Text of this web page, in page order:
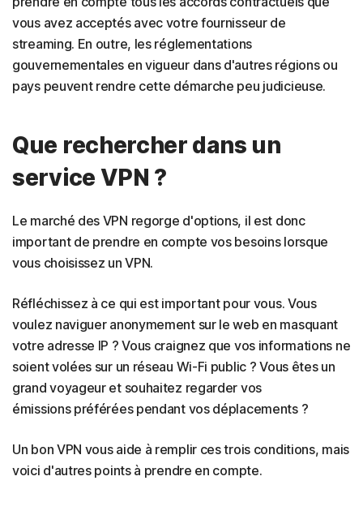
vous avez acceptés avec votre fournisseur de
streaming. En outre, les réglementations
gouvernementales en vigueur dans d'autres régions ou
pays peuvent rendre cette démarche peu judicieuse.
Que rechercher dans un
service VPN ?
Le marché des VPN regorge d'options, il est donc
important de prendre en compte vos besoins lorsque
vous choisissez un VPN.
Réfléchissez à ce qui est important pour vous. Vous
voulez naviguer anonymement sur le web en masquant
votre adresse IP ? Vous craignez que vos informations ne
soient volées sur un réseau Wi-Fi public ? Vous êtes un
grand voyageur et souhaitez regarder vos
émissions préférées pendant vos déplacements ?
Un bon VPN vous aide à remplir ces trois conditions, mais
voici d'autres points à prendre en compte.